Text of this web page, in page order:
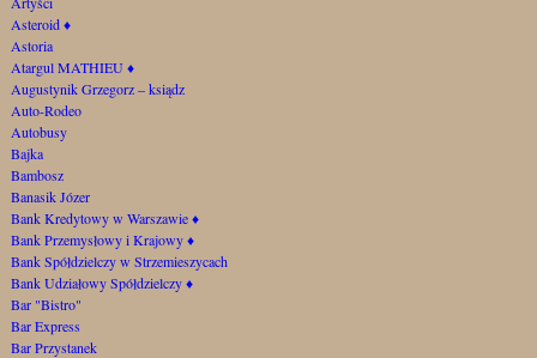
Asteroid♦
Astoria
Atargul MATHIEU♦
Augustynik Grzegorz – ksiądz
Auto-Rodeo
Autobusy
Bajka
Bambosz
Banasik Józer
Bank Kredytowy w Warszawie♦
Bank Przemysłowy i Krajowy♦
Bank Spółdzielczy w Strzemieszycach
Bank Udziałowy Spółdzielczy♦
Bar "Bistro"
Bar Express
Bar Przystanek